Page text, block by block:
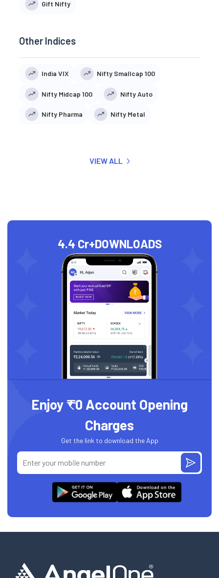
Gift Nifty
Other Indices
India VIX Nifty Smallcap 100
Nifty Midcap 100 Nifty Auto
Nifty Pharma Nifty Metal
VIEW ALL
4.4 Cr+DOWNLOADS
Enjoy ₹0 Account Opening
Charges
Get the link to download the App